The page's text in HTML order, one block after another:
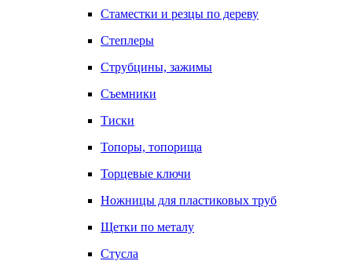
Стаместки и резцы по дереву
Степлеры
Струбцины, зажимы
Съемники
Тиски
Топоры, топорища
Торцевые ключи
Ножницы для пластиковых труб
Щетки по металу
Стусла